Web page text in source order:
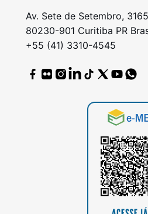
Av. Sete de Setembro,
80230-901 Curitiba PR
+55 (41) 3310-4545